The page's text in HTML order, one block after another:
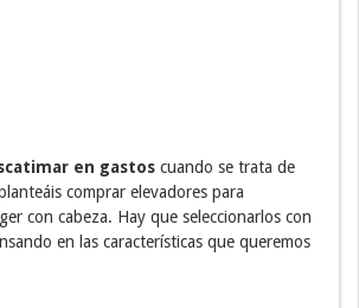
en gastos cuando se trata de
comprar elevadores para
con cabeza. Hay que seleccionarlos con
en las características que queremos